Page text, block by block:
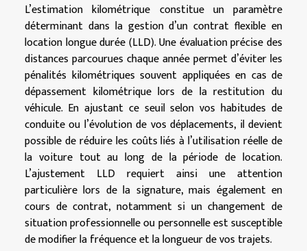
L’estimation kilométrique constitue un paramètre
déterminant dans la gestion d’un contrat flexible en
location longue durée (LLD). Une évaluation précise des
distances parcourues chaque année permet d’éviter les
pénalités kilométriques souvent appliquées en cas de
dépassement kilométrique lors de la restitution du
véhicule. En ajustant ce seuil selon vos habitudes de
conduite ou l’évolution de vos déplacements, il devient
possible de réduire les coûts liés à l’utilisation réelle de
la voiture tout au long de la période de location.
L’ajustement LLD requiert ainsi une attention
particulière lors de la signature, mais également en
cours de contrat, notamment si un changement de
situation professionnelle ou personnelle est susceptible
de modifier la fréquence et la longueur de vos trajets.